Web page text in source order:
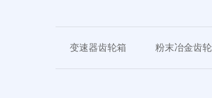
变速器齿轮箱 粉末冶金齿轮